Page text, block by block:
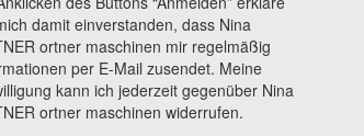
damit einverstanden, dass Nina
ortner maschinen mir regelmäßig
per E-Mail zusendet. Meine
kann ich jederzeit gegenüber Nina
ortner maschinen widerrufen.